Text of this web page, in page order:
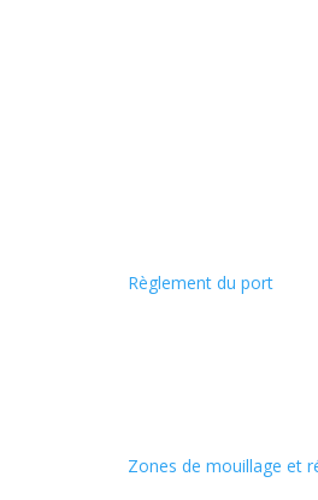
Règlement du port
Zones de mouillage et